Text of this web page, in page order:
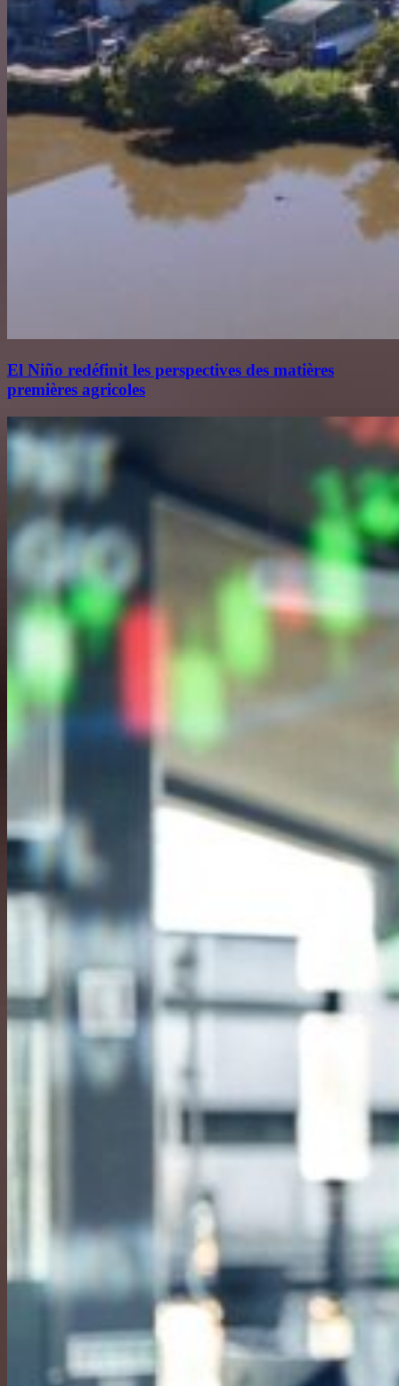
El Niño redéfinit les perspectives des matières
premières agricoles